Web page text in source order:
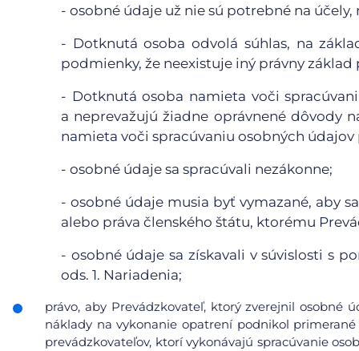
- osobné údaje už nie sú potrebné na
- Dotknutá osoba odvolá súhlas, na
podmienky, že neexistuje iný právny
- Dotknutá osoba namieta voči
a neprevažujú žiadne oprávnené dôvody
namieta voči spracúvaniu osobných údajov
- osobné údaje sa spracúvali nezákonne;
- osobné údaje musia byť vymazané, aby
alebo práva členského štátu, ktorému
- osobné údaje sa získavali v súvislosti s
ods. 1. Nariadenia;
právo, aby Prevádzkovateľ, ktorý zverejnil osobné
náklady na vykonanie opatrení podnikol
prevádzkovateľov, ktorí vykonávajú spracúvanie